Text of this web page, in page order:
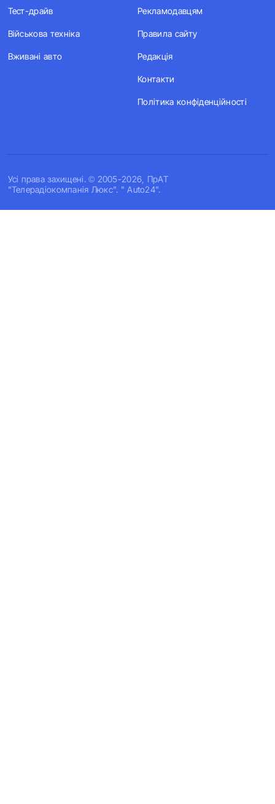
Усi права захищенi. © 2005-2026, ПрАТ
"Телерадіокомпанія Люкс". " Auto24".
Тест-драйв
Військова техніка
Вживані авто
Рекламодавцям
Правила сайту
Редакція
Контакти
Політика конфіденційності